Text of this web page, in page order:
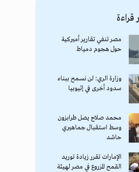
قراءة
مصر تنفي تقارير أميركية
حول هجوم دمياط
وزارة الري: لن نسمح ببناء
سدود أخرى في إثيوبيا
محمد صلاح يصل طرابزون
وسط استقبال جماهيري
حاشد
الإمارات تقرر زيادة توريد
القمح المزروع في مصر لهيئة